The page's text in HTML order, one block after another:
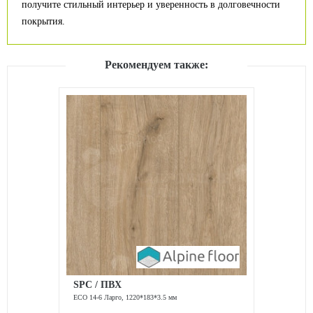
получите стильный интерьер и уверенность в долговечности
покрытия.
Рекомендуем также:
SPC / ПВХ
ЕСО 14-6 Ларго, 1220*183*3.5 мм